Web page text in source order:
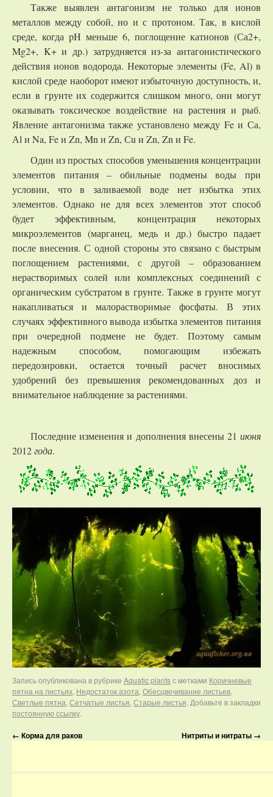
Также выявлен антагонизм не только для ионов
металлов между собой, но и с протоном. Так, в кислой
среде, когда pH меньше 6, поглощение катионов (Са2+,
Mg2+, K+ и др.) затрудняется из-за антагонистического
действия ионов водорода. Некоторые элементы (Fe, Al) в
кислой среде наоборот имеют избыточную доступность, и,
если в грунте их содержится слишком много, они могут
оказывать токсическое воздействие на растения и рыб.
Явление антагонизма также установлено между Fe и Са,
Аl и Na, Fe и Zn, Mn и Zn, Сu и Zn, Zn и Fe.
Один из простых способов уменьшения концентрации
элементов питания – обильные подмены воды при
условии, что в заливаемой воде нет избытка этих
элементов. Однако не для всех элементов этот способ
будет эффективным, концентрация некоторых
микроэлементов (марганец, медь и др.) быстро падает
после внесения. С одной стороны это связано с быстрым
поглощением растениями, с другой – образованием
нерастворимых солей или комплексных соединений с
органическим субстратом в грунте. Также в грунте могут
накапливаться и малорастворимые фосфаты. В этих
случаях эффективного вывода избытка элементов питания
при очередной подмене не будет. Поэтому самым
надежным способом, помогающим избежать
передозировки, остается точный расчет вносимых
удобрений без превышения рекомендованных доз и
внимательное наблюдение за растениями.
Последние изменения и дополнения внесены 21 июня
2012года.
Запись опубликована в рубрике Aquatic plantsс метками Коричневые
пятна на листьях, Недостаток азота, Обесцвечивание листьев,
Светлые пятна, Сетчатые листья, Старые листья. Добавьте в закладки
постоянную ссылку.
← Корма для раков Нитриты и нитраты →